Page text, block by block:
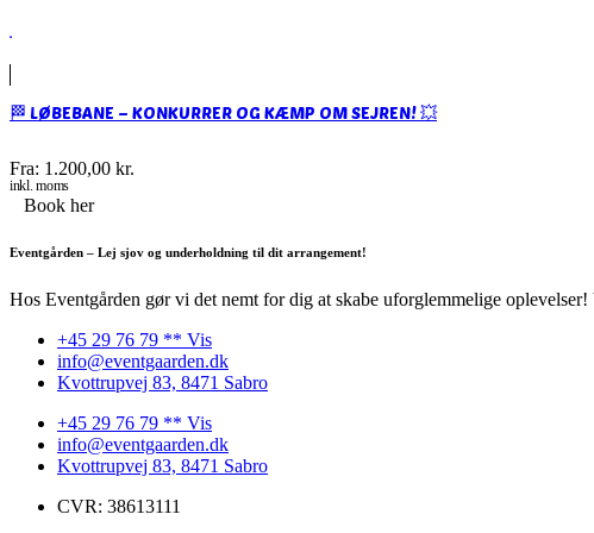
🏁 LØBEBANE – KONKURRER OG KÆMP OM SEJREN! 💥
Fra: 1.200,00 kr.
inkl. moms
Book her
Eventgården – Lej sjov og underholdning til dit arrangement!
Hos Eventgården gør vi det nemt for dig at skabe uforglemmelige
+45 29 76 79 ** Vis
info@eventgaarden.dk
Kvottrupvej 83, 8471 Sabro
+45 29 76 79 ** Vis
info@eventgaarden.dk
Kvottrupvej 83, 8471 Sabro
CVR: 38613111